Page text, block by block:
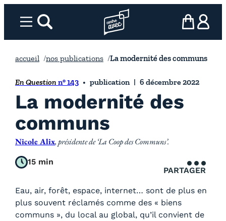
Menurechercher Page d’accueil l’association
mon panier
ma
accueil nos publications La modernité des communs
En Question n° 143 publication 6 décembre 2022
La modernité des
communs
Nicole Alix, présidente de ‘La Coop des Communs’.
15 min
PARTAGER
Eau, air, forêt, espace, internet… sont de plus en
plus souvent réclamés comme des « biens
communs », du local au global, qu’il convient de